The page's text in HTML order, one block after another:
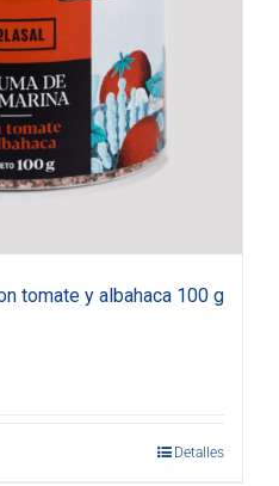
tomate y albahaca 100 g
Detalles